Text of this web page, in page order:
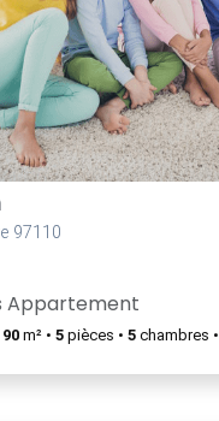
97110
Appartement
90 m² • 5 pièces • 5 chambres •